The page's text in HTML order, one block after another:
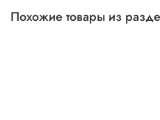
Похожие товары из